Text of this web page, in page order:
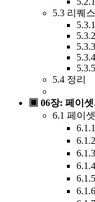
5.3 리퀘
5.4 정리
▣ 06장: 페이
6.1 페이셋